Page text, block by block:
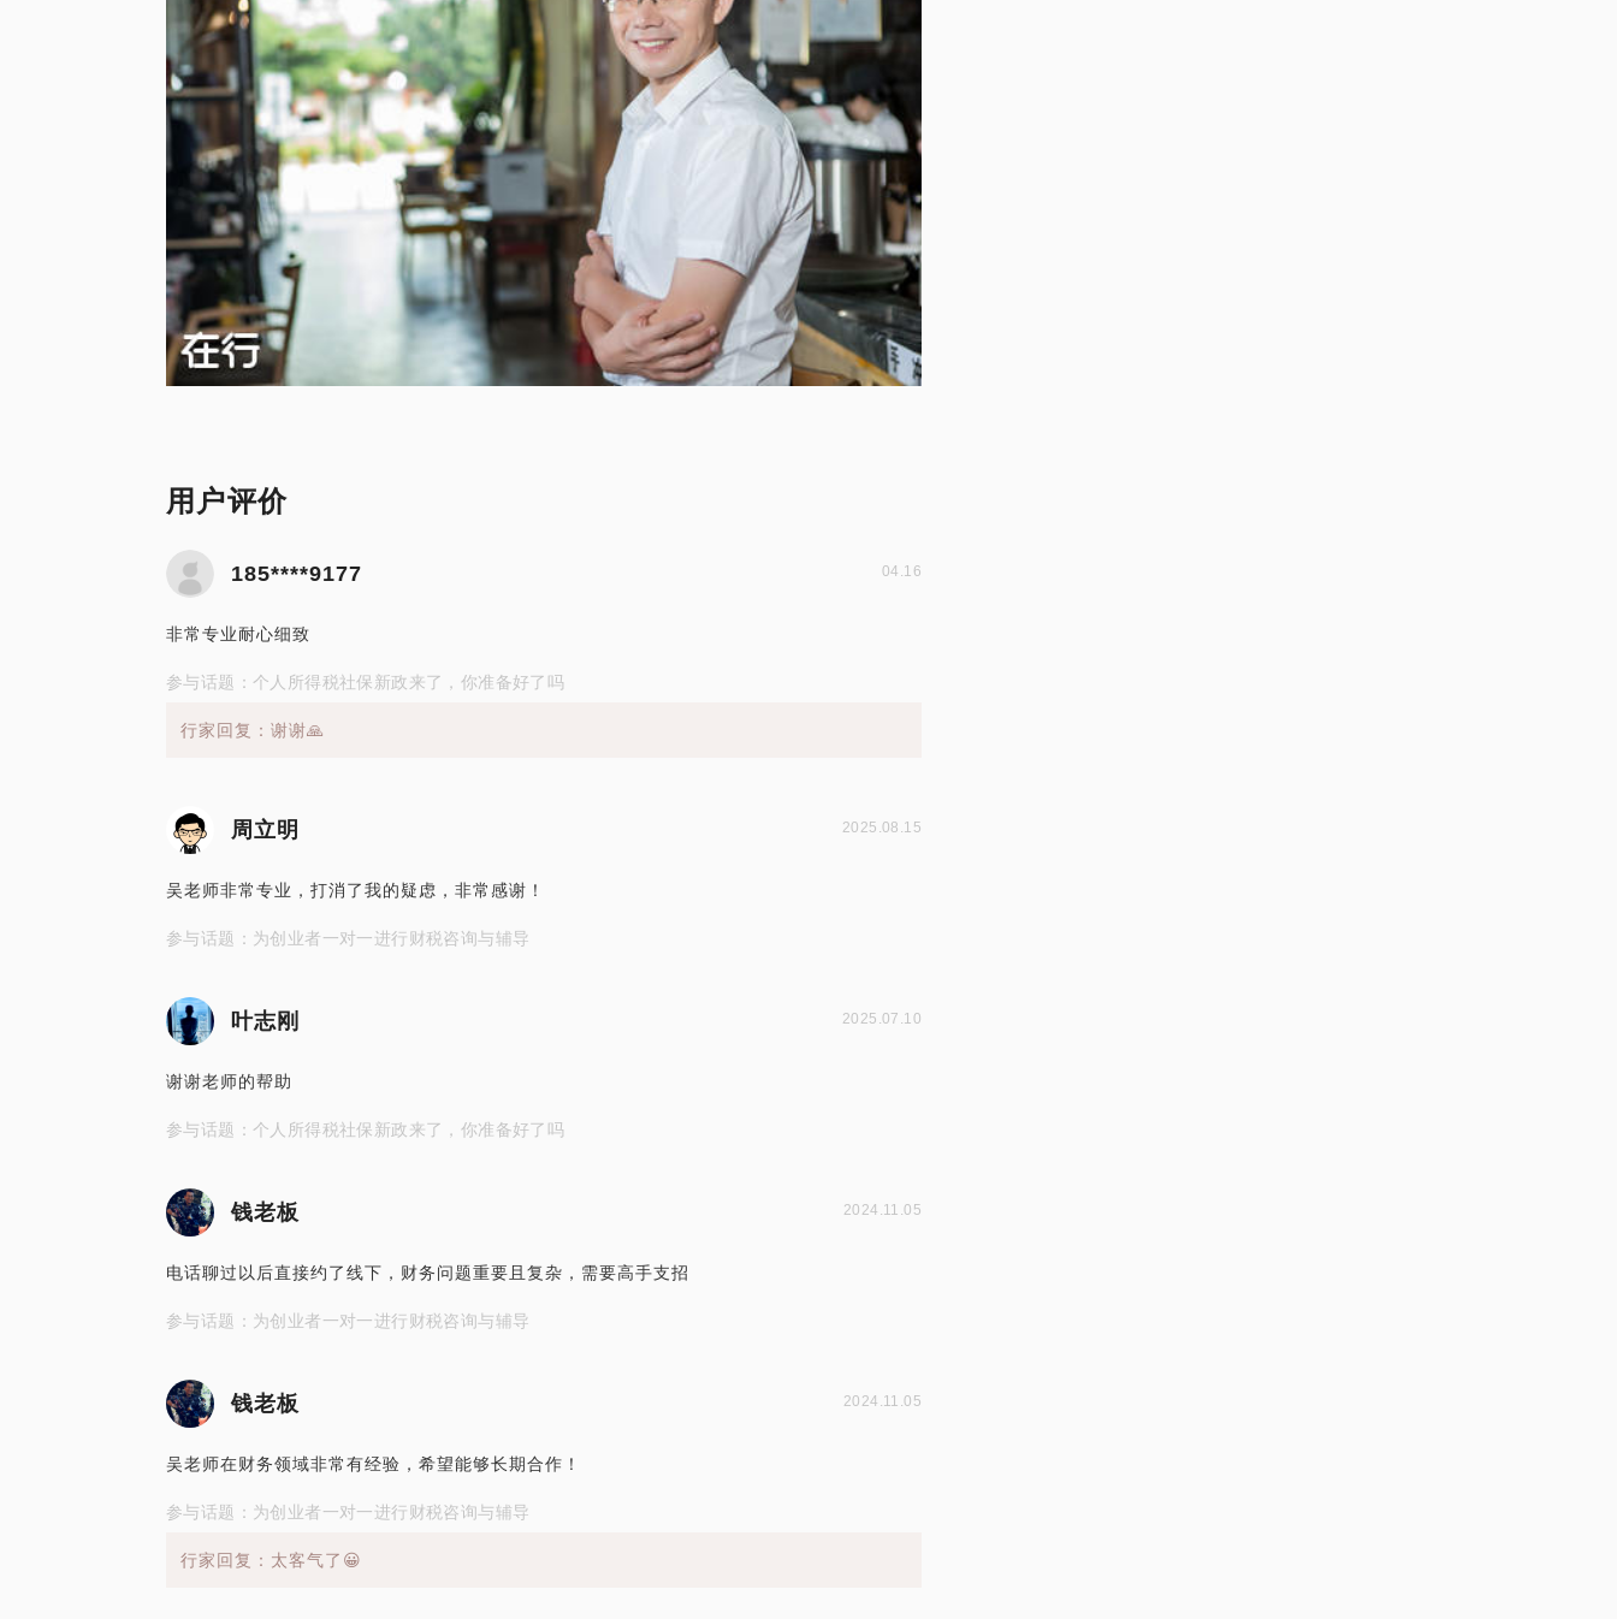
有看懂财务，才能真正洞悉企业背后的战略逻辑及发展状况，由表及里的诊断问题、治
疗病症。
不熟悉业务的财务人员、做不好公司的财税工作，作为一个拥有多年实操经验的财务专
家，他愿意与企业财务管理的从业人员或者企业部门分享经验，进行一对一咨询与辅
导。
用户评价
185****9177 04.16
非常专业耐心细致
参与话题：个人所得税社保新政来了，你准备好了吗
行家回复：谢谢🙏
周立明 2025.08.15
吴老师非常专业，打消了我的疑虑，非常感谢！
参与话题：为创业者一对一进行财税咨询与辅导
叶志刚 2025.07.10
谢谢老师的帮助
参与话题：个人所得税社保新政来了，你准备好了吗
钱老板 2024.11.05
电话聊过以后直接约了线下，财务问题重要且复杂，需要高手支招
参与话题：为创业者一对一进行财税咨询与辅导
钱老板 2024.11.05
吴老师在财务领域非常有经验，希望能够长期合作！
参与话题：为创业者一对一进行财税咨询与辅导
行家回复：太客气了😀